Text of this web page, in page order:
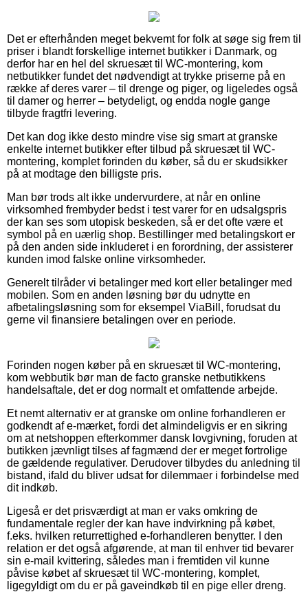
Det er efterhånden meget bekvemt for folk at søge sig frem til
priser i blandt forskellige internet butikker i Danmark, og
derfor har en hel del skruesæt til WC-montering, kom
netbutikker fundet det nødvendigt at trykke priserne på en
række af deres varer – til drenge og piger, og ligeledes også
til damer og herrer – betydeligt, og endda nogle gange
tilbyde fragtfri levering.
Det kan dog ikke desto mindre vise sig smart at granske
enkelte internet butikker efter tilbud på skruesæt til WC-
montering, komplet forinden du køber, så du er skudsikker
på at modtage den billigste pris.
Man bør trods alt ikke undervurdere, at når en online
virksomhed frembyder bedst i test varer for en udsalgspris
der kan ses som utopisk beskeden, så er det ofte være et
symbol på en uærlig shop. Bestillinger med betalingskort er
på den anden side inkluderet i en forordning, der assisterer
kunden imod falske online virksomheder.
Generelt tilråder vi betalinger med kort eller betalinger med
mobilen. Som en anden løsning bør du udnytte en
afbetalingsløsning som for eksempel ViaBill, forudsat du
gerne vil finansiere betalingen over en periode.
Forinden nogen køber på en skruesæt til WC-montering,
kom webbutik bør man de facto granske netbutikkens
handelsaftale, det er dog normalt et omfattende arbejde.
Et nemt alternativ er at granske om online forhandleren er
godkendt af e-mærket, fordi det almindeligvis er en sikring
om at netshoppen efterkommer dansk lovgivning, foruden at
butikken jævnligt tilses af fagmænd der er meget fortrolige
de gældende regulativer. Derudover tilbydes du anledning til
bistand, ifald du bliver udsat for dilemmaer i forbindelse med
dit indkøb.
Ligeså er det prisværdigt at man er vaks omkring de
fundamentale regler der kan have indvirkning på købet,
f.eks. hvilken returrettighed e-forhandleren benytter. I den
relation er det også afgørende, at man til enhver tid bevarer
sin e-mail kvittering, således man i fremtiden vil kunne
påvise købet af skruesæt til WC-montering, komplet,
ligegyldigt om du er på gaveindkøb til en pige eller dreng.